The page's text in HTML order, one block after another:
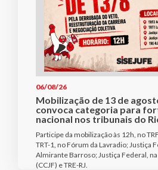
06/08/26
Mobilização de 13 de
convoca categoria para
nacional nos tribunais do
Participe da mobilização às 12h, no
TRT-1, no Fórum da Lavradio; Justiça
Almirante Barroso; Justiça Federal,
(CCJF) e TRE-RJ.